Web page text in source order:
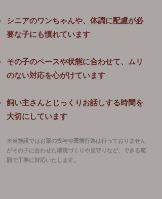
シニアのワンちゃんや、体調に配慮が必
要な子にも慣れています
その子のペースや状態に合わせて、ムリ
のない対応を心がけています
飼い主さんとじっくりお話しする時間を
大切にしています
※当施設ではお薬の投与や医療行為は行っておりません
がその子に合わせた環境づくりや見守りなど、できる範
囲で丁寧に対応いたします。